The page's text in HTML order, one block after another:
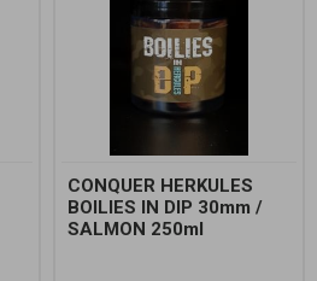
CONQUER HERKULES
BOILIES IN DIP 30mm /
SALMON 250ml